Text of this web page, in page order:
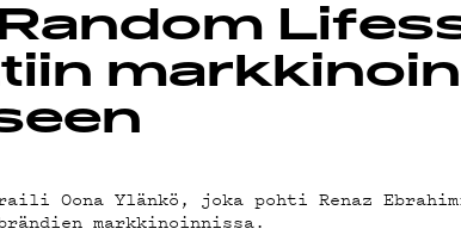
Oona Ylänkö, joka pohti Renaz
markkinoinnissa.